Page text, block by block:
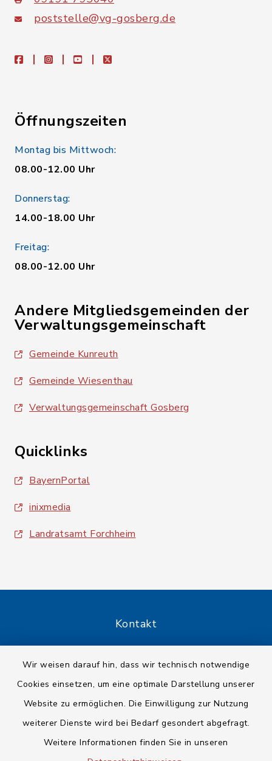
Wir weisen darauf hin, dass wir technisch notwendige
Cookies einsetzen, um eine optimale Darstellung unserer
Website zu ermöglichen. Die Einwilligung zur Nutzung
weiterer Dienste wird bei Bedarf gesondert abgefragt.
Weitere Informationen finden Sie in unseren
poststelle@vg-gosberg.de
facebookinstagramyoutubeX
Öffnungszeiten
Montag bis Mittwoch:
08.00-12.00 Uhr
Donnerstag:
14.00-18.00 Uhr
Freitag:
08.00-12.00 Uhr
Andere Mitgliedsgemeinden der
Verwaltungsgemeinschaft
Gemeinde Kunreuth
Gemeinde Wiesenthau
Verwaltungsgemeinschaft Gosberg
Quicklinks
BayernPortal
inixmedia
Landratsamt Forchheim
Kontakt
Datenschutz
Impressum
Sitemap